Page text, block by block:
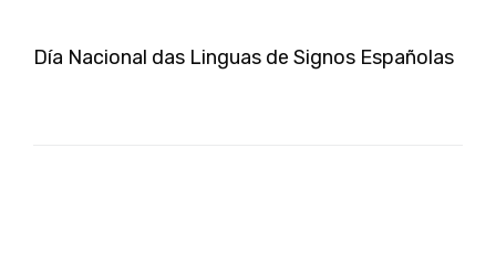
Día Nacional das Linguas de Signos Españolas